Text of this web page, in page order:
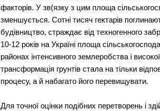
факторів. У зв(язку з цим площа
зменшується. Сотні тисяч гектарів
будівництво, страждає від техногенного
10-12 років на Україні площа
районах інтенсивного землеробства і
трансформація грунтів стала на тільки
процесу, а й набагато його перевищувати.
Для точної оцінки подібних перетворень і